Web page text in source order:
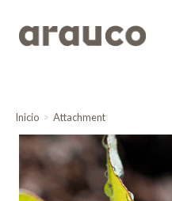
Inicio Attachment